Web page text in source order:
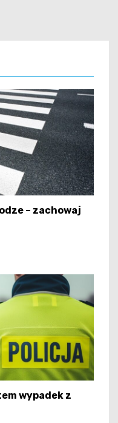
– zachowaj
wypadek z